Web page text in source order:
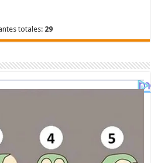
totales: 29